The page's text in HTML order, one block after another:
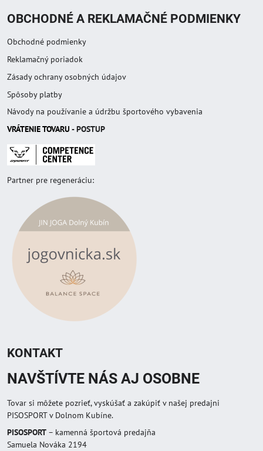
OBCHODNÉ A REKLAMAČNÉ PODMIENKY
Obchodné podmienky
Reklamačný poriadok
Zásady ochrany osobných údajov
Spôsoby platby
Návody na používanie a údržbu športového vybavenia
VRÁTENIE TOVARU - POSTUP
Partner pre regeneráciu:
KONTAKT
NAVŠTÍVTE NÁS AJ OSOBNE
Tovar si môžete pozrieť, vyskúšať a zakúpiť v našej predajni
PISOSPORT v Dolnom Kubíne.
PISOSPORT – kamenná športová predajňa
Samuela Nováka 2194